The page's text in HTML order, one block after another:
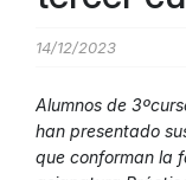
14/12/2023
Alumnos de
han presentado
que conforman la